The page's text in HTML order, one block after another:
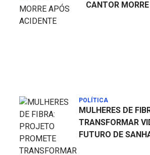
CANTOR
POLÍTICA
MULHERES DE
TRANSFORMAR
FUTURO DE